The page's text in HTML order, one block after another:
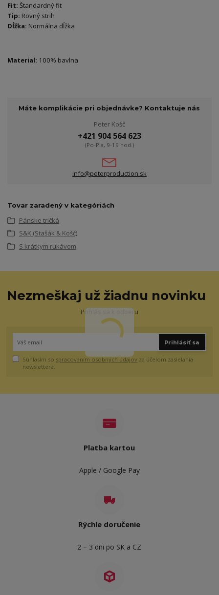
Fit: Štandardný fit
Tip: Rovný strih
Dĺžka: Normálna dĺžka
Material: 100% bavlna
Máte komplikácie pri objednávke? Kontaktuje nás
Peter Košč
+421 904 564 623
(Po-Pia, 9-19 hod.)
info@peterproduction.sk
Tovar zaradený v kategóriách
Pánske tričká
S&K (Stašák & Košč)
S krátkym rukávom
Nezmeškaj už žiadnu novinku
Prihlás sa k odberu
Prihlásiť sa
Súhlasím so spracovaním osobných údajov za účelom zasielania
newslettera.
Platba kartou
Apple / Google Pay
Rýchle doručenie
2 – 3 dni po SK a CZ